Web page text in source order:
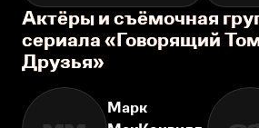
Актёры и съёмочная
сериала «Говорящий
Друзья»
Марк